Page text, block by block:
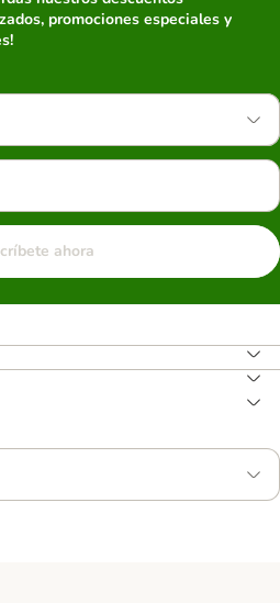
promociones especiales y
ahora